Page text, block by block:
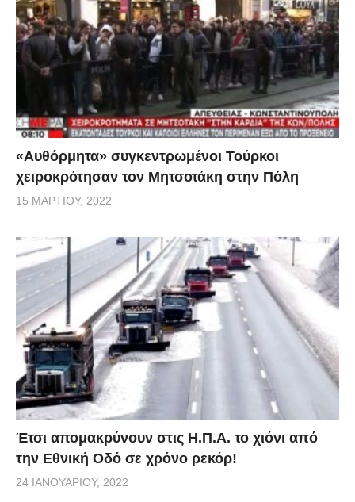
«Αυθόρμητα» συγκεντρωμένοι Τούρκοι
χειροκρότησαν τον Μητσοτάκη στην Πόλη
15 ΜΑΡΤΊΟΥ, 2022
Έτσι απομακρύνουν στις Η.Π.Α. το χιόνι από
την Εθνική Οδό σε χρόνο ρεκόρ!
24 ΙΑΝΟΥΑΡΊΟΥ, 2022